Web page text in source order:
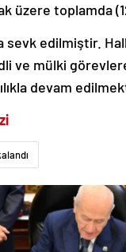
üzere toplamda
sevk edilmiştir.
ve mülki
devam